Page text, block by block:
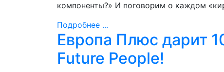
компоненты?» И поговорим о каждом
Подробнее ...
Европа Плюс дарит
Future People!